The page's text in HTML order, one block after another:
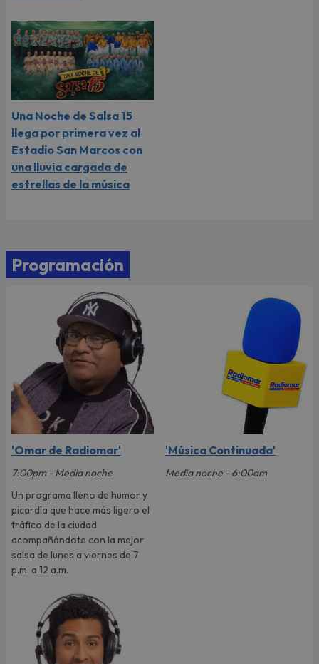
Una Noche de Salsa 15
llega por primera vez al
Estadio San Marcos con
una lluvia cargada de
estrellas de la música
Programación
'Omar de Radiomar'
7:00pm - Media noche
Un programa lleno de humor y
picardía que hace más ligero el
tráfico de la ciudad
acompañándote con la mejor
salsa de lunes a viernes de 7
p.m. a 12 a.m.
'Música Continuada'
Media noche - 6:00am